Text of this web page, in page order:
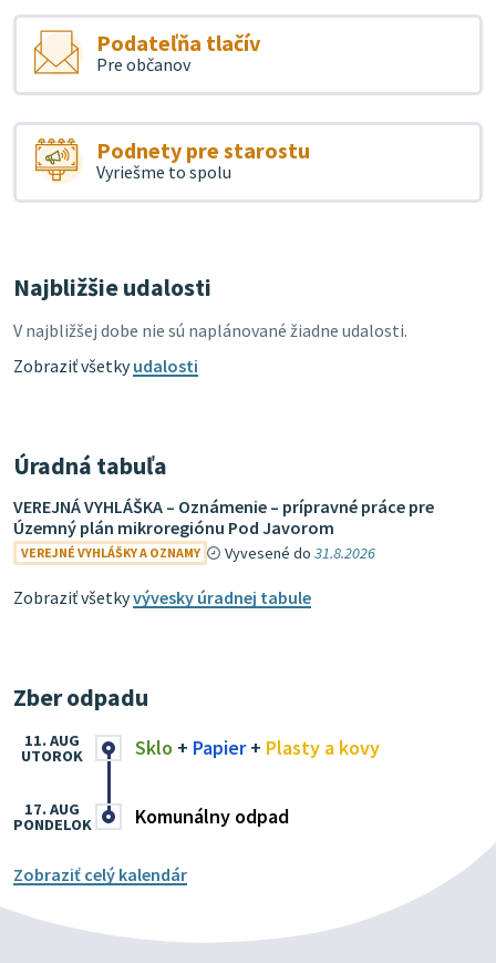
Podateľňa tlačív
Pre občanov
Podnety pre starostu
Vyriešme to spolu
Najbližšie udalosti
V najbližšej dobe nie sú naplánované žiadne udalosti.
Zobraziť všetkyudalosti
Úradná tabuľa
VEREJNÁ VYHLÁŠKA – Oznámenie – prípravné práce pre
Územný plán mikroregiónu Pod Javorom
VEREJNÉ VYHLÁŠKY A OZNAMY Vyvesené do31.8.2026
Zobraziť všetkyvývesky úradnej tabule
Zber odpadu
Sklo + Papier+ Plasty a kovy
11. AUG
UTOROK
Komunálny odpad
17. AUG
PONDELOK
Zobraziť celý kalendár